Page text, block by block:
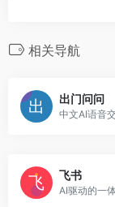
相关导航
出门问问
中文AI语音
飞书
AI驱动的一